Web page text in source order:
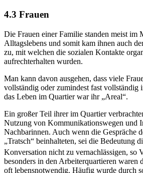
4.3 Frauen
Die Frauen einer Familie standen meist im
Alltagslebens und somit kam ihnen auch
zu, mit welchen die sozialen Kontakte
aufrechterhalten wurden.
Man kann davon ausgehen, dass viele
vollständig oder zumindest fast vollständig
das Leben im Quartier war ihr „Areal“.
Ein großer Teil ihrer im Quartier
Nutzung von Kommunikationswegen und
Nachbarinnen. Auch wenn die Gespräche
„Tratsch“ beinhalteten, sei die Bedeutung
Konversation nicht zu vernachlässigen, so
besonders in den Arbeiterquartieren waren
oft lebensnotwendig. Häufig wurde durch